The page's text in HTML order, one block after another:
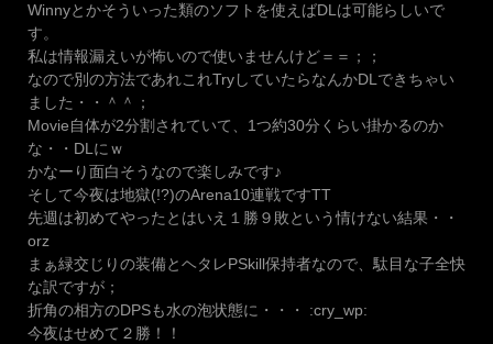
Winnyとかそういった類のソフトを使えばDLは可能らしいで
す。
私は情報漏えいが怖いので使いませんけど＝＝；；
なので別の方法であれこれTryしていたらなんかDLできちゃい
ました・・＾＾；
Movie自体が2分割されていて、1つ約30分くらい掛かるのか
な・・DLにｗ
かなーり面白そうなので楽しみです♪
そして今夜は地獄(!?)のArena10連戦ですTT
先週は初めてやったとはいえ１勝９敗という情けない結果・・
orz
まぁ緑交じりの装備とヘタレPSkill保持者なので、駄目な子全快
な訳ですが；
折角の相方のDPSも水の泡状態に・・・ :cry_wp:
今夜はせめて２勝！！